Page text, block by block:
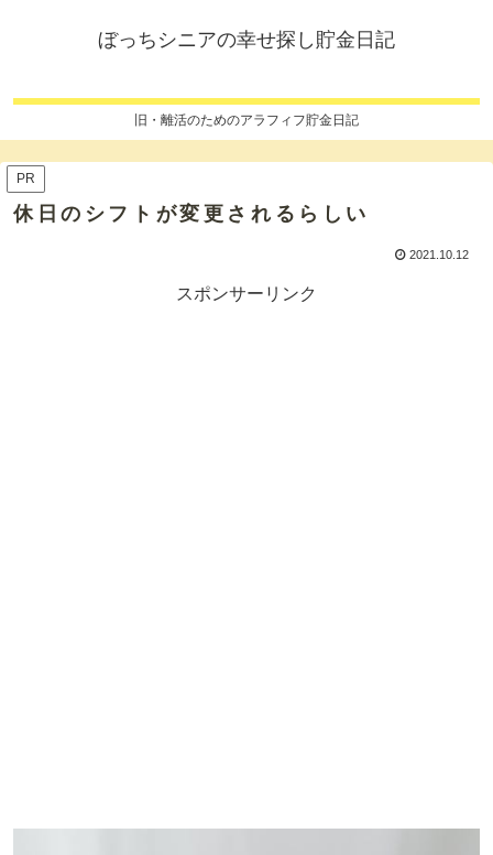
ぼっちシニアの幸せ探し貯金日記
旧・離活のためのアラフィフ貯金日記
PR
休日のシフトが変更されるらしい
2021.10.12
スポンサーリンク